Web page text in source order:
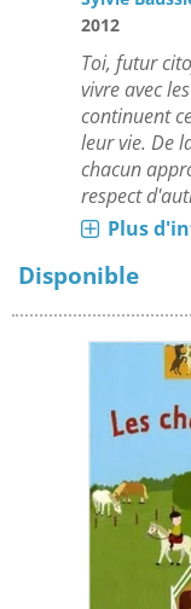
2012
Toi, futur
vivre avec
continuent
leur vie. De
chacun
respect
Plus
Disponible